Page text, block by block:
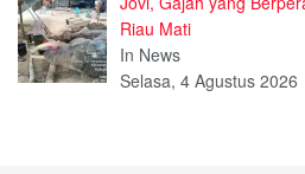
Riau Mati
In News
Selasa, 4 Agustus 2026